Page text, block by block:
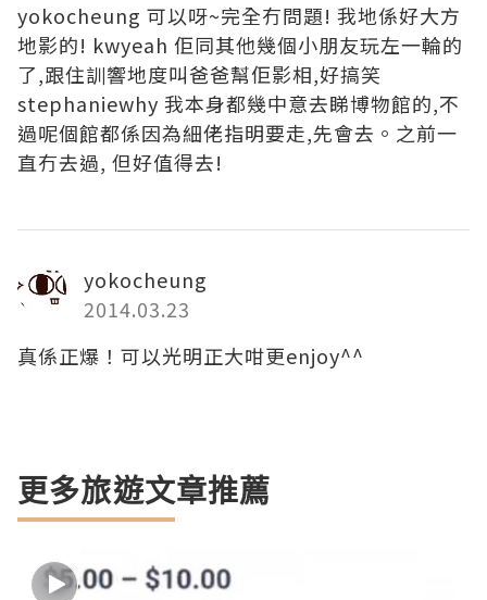
yokocheung 可以呀~完全冇問題! 我地係好大方
地影的! kwyeah 佢同其他幾個小朋友玩左一輪的
了,跟住訓響地度叫爸爸幫佢影相,好搞笑
stephaniewhy 我本身都幾中意去睇博物館的,不
過呢個館都係因為細佬指明要走,先會去。之前一
直冇去過, 但好值得去!
yokocheung
2014.03.23
真係正爆！可以光明正大咁更enjoy^^
更多旅遊文章推薦